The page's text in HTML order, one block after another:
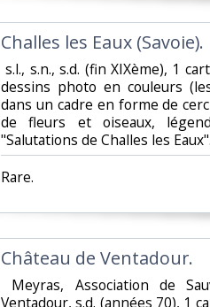
‎Challes les Eaux (Savoie).‎
s.l., s.n., s.d. (fin XIXème), 1
dessins photo en couleurs
dans un cadre en forme de
de fleurs et oiseaux,
"Salutations de Challes les
‎Rare. ‎
‎Château de Ventadour.‎
Meyras, Association de
Ventadour, s.d. (années 70), 1